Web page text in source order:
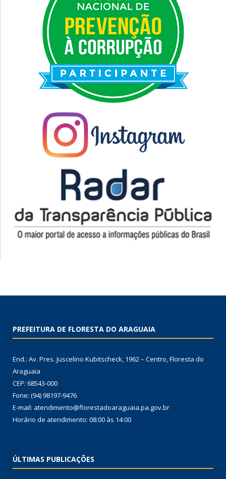
PREFEITURA DE FLORESTA DO ARAGUAIA
End.: Av. Pres. Juscelino Kubitscheck, 1962 – Centro, Floresta do
Araguaia
CEP: 68543-000
Fone: (94) 98197-9476
E-mail: atendimento@florestadoaraguaia.pa.gov.br
Horário de atendimento: 08:00 às 14:00
ÚLTIMAS PUBLICAÇÕES